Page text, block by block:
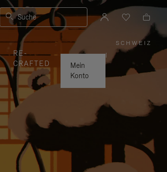
Suche
RE-
CRAFTED
Mein
Konto
SCHWEIZ
,
WÄHLEN
IHRE
REGION
AUS
|